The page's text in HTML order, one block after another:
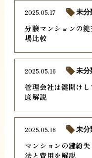
分譲マンションの
場比較
2025.05.17 未分
管理会社は鍵開け
底解説
2025.05.16 未分
マンションの鍵紛
法と費用を解説
2025.05.16 未分